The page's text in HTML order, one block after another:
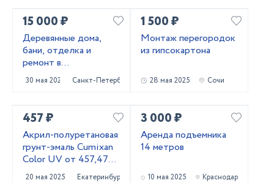
15 000 ₽
Деревянные дома,
бани, отделка и
ремонт в
Приозерском и
Выборгском районах
30 мая 2025 Санкт-Петербург
1 500 ₽
Монтаж перегородок
из гипсокартона
28 мая 2025 Сочи
457 ₽
Акрил-полуретановая
грунт-эмаль Cumixan
Color UV от 457,47
рублей
20 мая 2025 Екатеринбург
3 000 ₽
Аренда подъемника
14 метров
10 мая 2025 Краснодар